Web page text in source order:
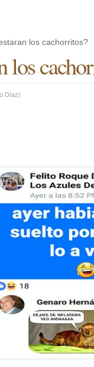
los cachorritos?
los
Díaz)